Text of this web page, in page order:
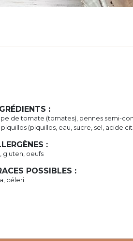
:
de tomate (tomates), pennes semi-
(piquillos, eau, sucre, sel, acide
:
gluten, oeufs
POSSIBLES :
céleri